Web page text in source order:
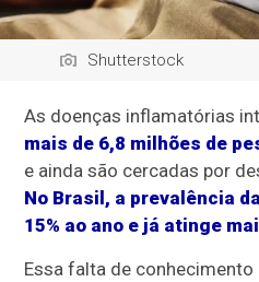
Shutterstock
As doenças inflamatórias
mais de 6,8 milhões de
e ainda são cercadas por
No Brasil, a prevalência
15% ao ano e já atinge
Essa falta de conhecimento